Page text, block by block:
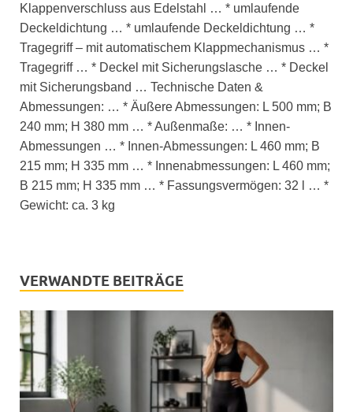
Klappenverschluss aus Edelstahl … * umlaufende
Deckeldichtung … * umlaufende Deckeldichtung … *
Tragegriff – mit automatischem Klappmechanismus … *
Tragegriff … * Deckel mit Sicherungslasche … * Deckel
mit Sicherungsband … Technische Daten &
Abmessungen: … * Äußere Abmessungen: L 500 mm; B
240 mm; H 380 mm … * Außenmaße: … * Innen-
Abmessungen … * Innen-Abmessungen: L 460 mm; B
215 mm; H 335 mm … * Innenabmessungen: L 460 mm;
B 215 mm; H 335 mm … * Fassungsvermögen: 32 l … *
Gewicht: ca. 3 kg
VERWANDTE BEITRÄGE